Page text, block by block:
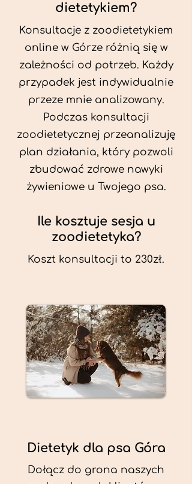
dietetykiem?
Konsultacje z zoodietetykiem
online w Górze różnią się w
zależności od potrzeb. Każdy
przypadek jest indywidualnie
przeze mnie analizowany.
Podczas konsultacji
zoodietetycznej przeanalizuję
plan działania, który pozwoli
zbudować zdrowe nawyki
żywieniowe u Twojego psa.
Ile kosztuje sesja u
zoodietetyka?
Koszt konsultacji to 230zł.
Dietetyk dla psa Góra
Dołącz do grona naszych